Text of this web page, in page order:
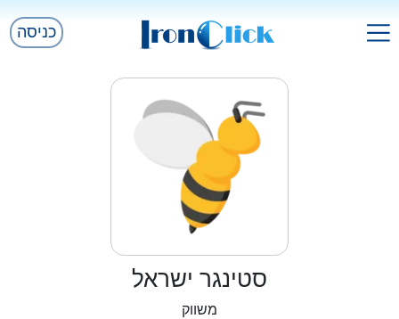
כניסה
סטינגר ישראל
משווק